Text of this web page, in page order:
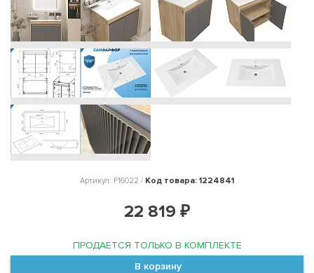
Артикул: F16022 / Код товара: 1224841
22 819 ₽
ПРОДАЕТСЯ ТОЛЬКО В КОМПЛЕКТЕ
В корзину